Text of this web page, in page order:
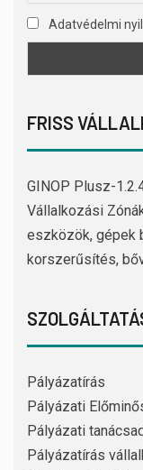
Adatvédelmi
FRISS
GINOP Plusz-
Vállalkozási
eszközök, gépek
korszerűsítés,
Pályázatírás
Pályázati
Pályázati
Pályázatírás